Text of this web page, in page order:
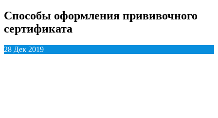
Способы оформления прививочного
сертификата
28 Дек 2019